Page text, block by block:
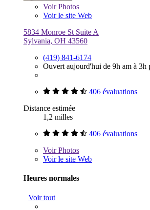
VoirPhotos
Voir le site Web
5834 Monroe St Suite A
Sylvania, OH 43560
(419) 841-6174
Ouvert aujourd'hui de 9h am à 3h
406 évaluations
Distance estimée
1,2 milles
406 évaluations
VoirPhotos
Voir le site Web
Heures normales
Voir tout